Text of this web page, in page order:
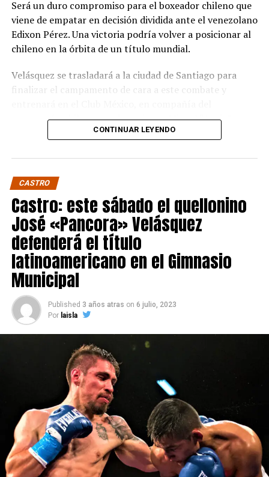
Será un duro compromiso para el boxeador chileno que
viene de empatar en decisión dividida ante el venezolano
Edixon Pérez. Una victoria podría volver a posicionar al
chileno en la órbita de un título mundial.
Velásquez se trasladará a la ciudad de Santiago para
finalizar el campamento de cara a este combate y
excampeón chileno y sudamericano Miguel “Aguja”
González que estará en la esquina del púgil de Quellón.
Wake es un experimentado boxeador de 36 años que
tiene dentro de sus rivales más notables al japonés
Takuma Inoue. Si bien nunca ha disputado un título
mundial, sí ha sido campeón de su país y ha peleado por
distintos títulos internacionales.
Pancora Velásquez viajará el próximo 29 de agosto para
participar del evento que se realizará en el Convex
Okayama y que es promovido por Kameda Promotions.
Fuente: boxeadores.cl
CONTINUAR LEYENDO
CASTRO
Castro: este sábado el quellonino
José «Pancora» Velásquez
defenderá el título
latinoamericano en el Gimnasio
Municipal
Published 3 años atras on 6 julio, 2023
Por laisla